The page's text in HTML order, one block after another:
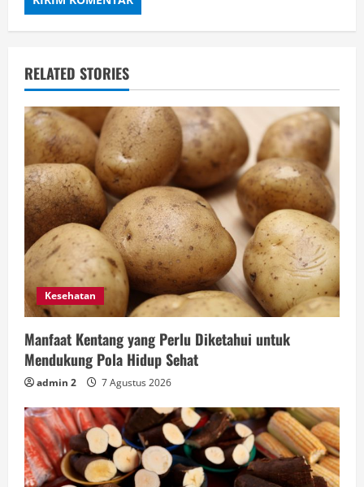
RELATED STORIES
Kesehatan
Manfaat Kentang yang Perlu Diketahui untuk
Mendukung Pola Hidup Sehat
admin 2 7 Agustus 2026